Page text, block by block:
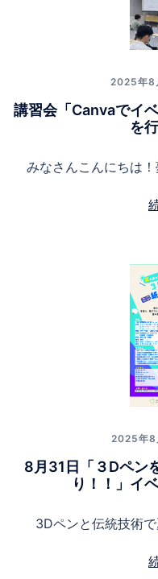
2025年8
講習会「Canvaでイ
を
みなさんこんにちは
2025年8
8月31日「３Dペン
り！！」イ
3Dペンと伝統技術